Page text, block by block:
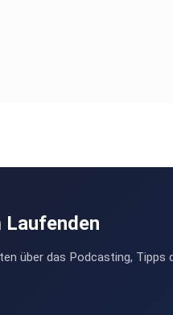
Laufenden
über das Podcasting, Tipps